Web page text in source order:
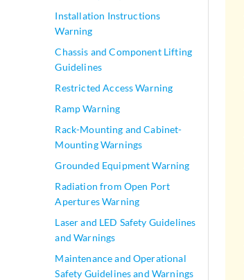
Installation Instructions
Warning
Chassis and Component Lifting
Guidelines
Restricted Access Warning
Ramp Warning
Rack-Mounting and Cabinet-
Mounting Warnings
Grounded Equipment Warning
Radiation from Open Port
Apertures Warning
Laser and LED Safety Guidelines
and Warnings
Maintenance and Operational
Safety Guidelines and Warnings